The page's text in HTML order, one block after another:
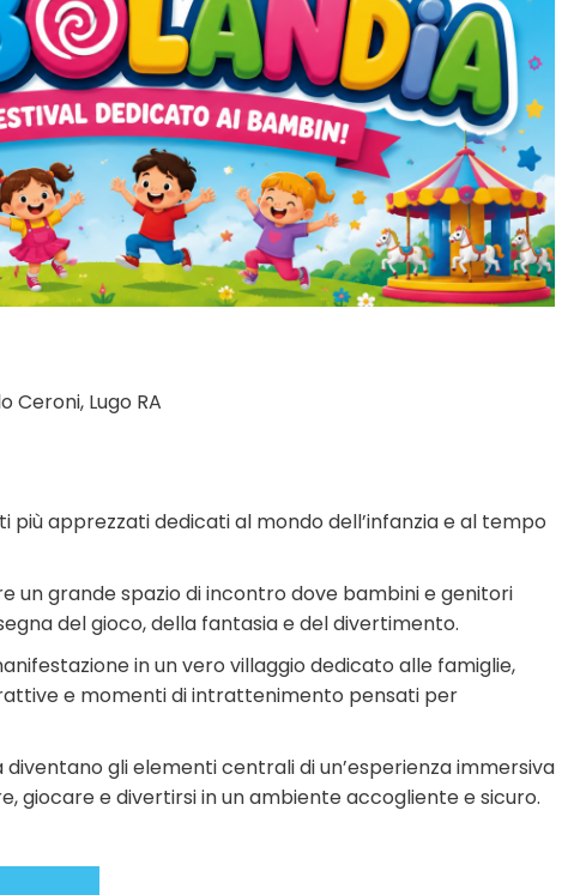
Ceroni, Lugo RA
più apprezzati dedicati al mondo dell’infanzia e al tempo
un grande spazio di incontro dove bambini e genitori
del gioco, della fantasia e del divertimento.
in un vero villaggio dedicato alle famiglie,
e momenti di intrattenimento pensati per
gli elementi centrali di un’esperienza immersiva
giocare e divertirsi in un ambiente accogliente e sicuro.